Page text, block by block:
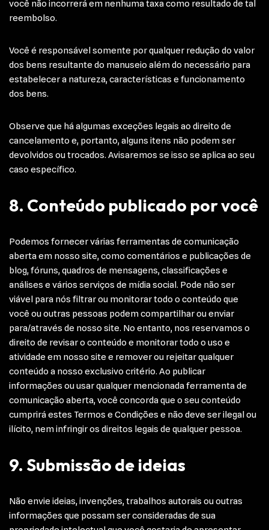
você não incorrerá em nenhuma taxa como resultado de tal
reembolso.
Você é responsável somente por qualquer redução do valor
dos bens resultante do manuseio além do necessário para
estabelecer a natureza, características e funcionamento
dos bens.
Observe que há algumas exceções legais ao direito de
cancelamento e, portanto, alguns itens não podem ser
devolvidos ou trocados. Avisaremos se isso se aplica ao seu
caso específico.
8. Conteúdo publicado por você
Podemos fornecer várias ferramentas de comunicação
aberta em nosso site, como comentários e publicações de
blog, fóruns, quadros de mensagens, classificações e
análises e vários serviços de mídia social. Pode não ser
viável para nós filtrar ou monitorar todo o conteúdo que
você ou outras pessoas podem compartilhar ou enviar
para/através de nosso site. No entanto, nos reservamos o
direito de revisar o conteúdo e monitorar todo o uso e
atividade em nosso site e remover ou rejeitar qualquer
conteúdo a nosso exclusivo critério. Ao publicar
informações ou usar qualquer mencionada ferramenta de
comunicação aberta, você concorda que o seu conteúdo
cumprirá estes Termos e Condições e não deve ser ilegal ou
ilícito, nem infringir os direitos legais de qualquer pessoa.
9. Submissão de ideias
Não envie ideias, invenções, trabalhos autorais ou outras
informações que possam ser consideradas de sua